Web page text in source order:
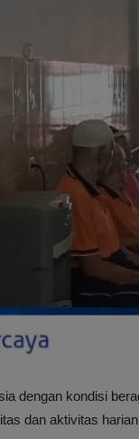
dengan kondisi
dan aktivitas